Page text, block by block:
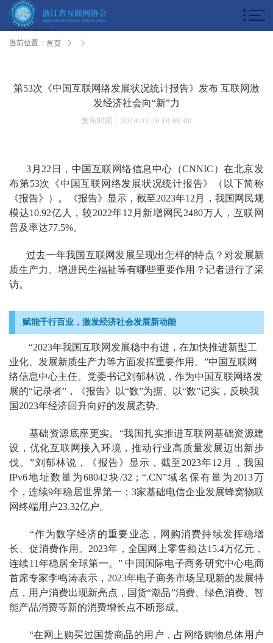
浙江省互联网协会
当前位置 : 首页
第53次《中国互联网络发展状况统计报告》发布 互联网激
发经济社会向“新”力
发布时间 ：2024-03-26 19:00:00
3月22日，中国互联网络信息中心（CNNIC）在北京发
布第53次《中国互联网络发展状况统计报告》（以下简称
《报告》）。《报告》显示，截至2023年12月，我国网民规
模达10.92亿人，较2022年12月新增网民2480万人，互联网
普及率达77.5%。
过去一年我国互联网发展呈现出怎样的特点？对发展新
质生产力、增进民生福祉等有哪些重要作用？记者进行了采
访。
赋能千行百业，激发经济社会发展新动能
“2023年我国互联网发展稳中有进，在加快推进新型工
业化、发展新质生产力等方面发挥重要作用。”中国互联网
络信息中心主任、党委书记刘郁林说，作为中国互联网络发
展的“记录者”，《报告》以“数”为据、以“数”记实，反映我
国2023年经济回升向好的发展态势。
基础资源底座更实。“我国扎实推进互联网基础资源建
设，优化互联网接入环境，推动行业高质量发展迈出新步
伐。”刘郁林说，《报告》显示，截至2023年12月，我国
IPv6地址数量为68042块/32；“.CN”域名保有量为2013万
个，连续9年稳居世界第一；3家基础电信企业发展蜂窝物联
网终端用户23.32亿户。
“作为数字经济的重要业态，网购消费持续发挥稳增
长、促消费作用。2023年，全国网上零售额达15.4万亿元，
连续11年稳居全球第一。” 中国国际电子商务研究中心电商
首席专家李鸣涛表示，2023年电子商务市场呈现新的发展特
点，用户消费出现新亮点，国货“潮品”消费、绿色消费、智
能产品消费等新的消费增长点不断形成。
“在网上购买过国货商品的用户，占网络购物总体用户